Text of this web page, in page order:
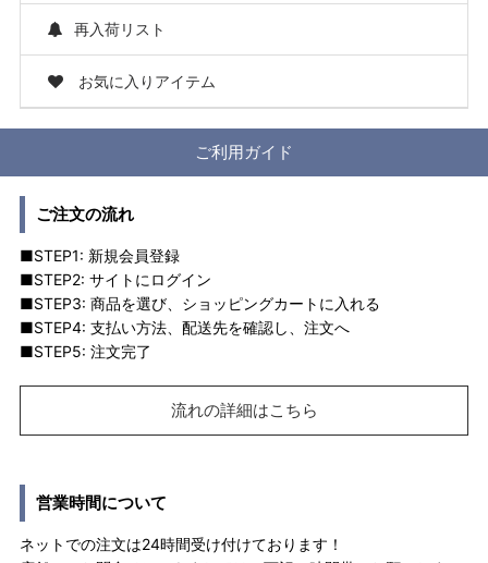
再入荷リスト
お気に入りアイテム
ご利用ガイド
ご注文の流れ
■STEP1: 新規会員登録
■STEP2: サイトにログイン
■STEP3: 商品を選び、ショッピングカートに入れる
■STEP4: 支払い方法、配送先を確認し、注文へ
■STEP5: 注文完了
流れの詳細はこちら
営業時間について
ネットでの注文は24時間受け付けております！